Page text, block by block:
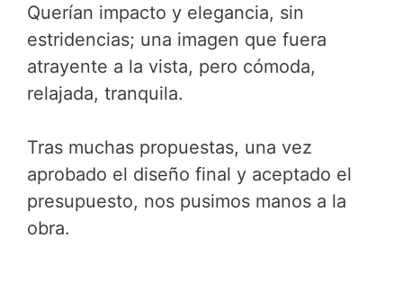
Querían impacto y elegancia, sin
estridencias; una imagen que fuera
atrayente a la vista, pero cómoda,
relajada, tranquila.
Tras muchas propuestas, una vez
aprobado el diseño final y aceptado el
presupuesto, nos pusimos manos a la
obra.